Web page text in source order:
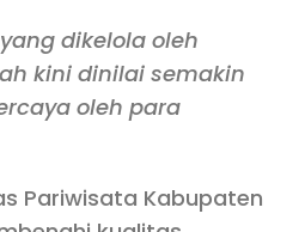
dikelola oleh
kini dinilai semakin
oleh para
Pariwisata Kabupaten